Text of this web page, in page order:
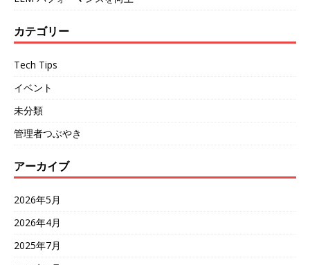
カテゴリー
Tech Tips
イベント
未分類
管理者つぶやき
アーカイブ
2026年5月
2026年4月
2025年7月